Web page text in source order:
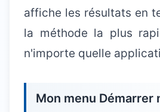
affiche les résultats en
la méthode la plus
n'importe quelle
Mon menu Démarrer